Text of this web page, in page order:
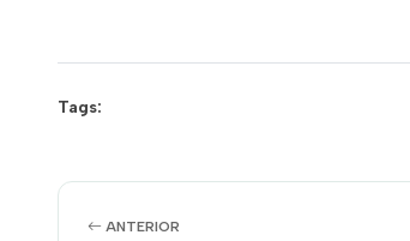
Tags:
ANTERIOR